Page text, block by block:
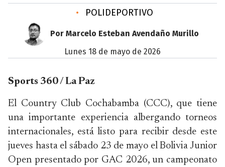
• POLIDEPORTIVO
Por Marcelo Esteban Avendaño Murillo
lunes 18 de mayo de 2026
Sports 360 / La Paz
El Country Club Cochabamba (CCC), que tiene
una importante experiencia albergando torneos
internacionales, está listo para recibir desde este
jueves hasta el sábado 23 de mayo el Bolivia Junior
Open presentado por GAC 2026, un campeonato